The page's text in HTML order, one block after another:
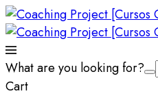
What are you looking for?
Cart